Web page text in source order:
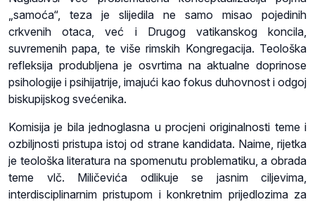
„samoća“, teza je slijedila ne samo misao pojedinih
crkvenih otaca, već i Drugog vatikanskog koncila,
suvremenih papa, te više rimskih Kongregacija. Teološka
refleksija produbljena je osvrtima na aktualne doprinose
psihologije i psihijatrije, imajući kao fokus duhovnost i odgoj
biskupijskog svećenika.
Komisija je bila jednoglasna u procjeni originalnosti teme i
ozbiljnosti pristupa istoj od strane kandidata. Naime, rijetka
je teološka literatura na spomenutu problematiku, a obrada
teme vlč. Miličevića odlikuje se jasnim ciljevima,
interdisciplinarnim pristupom i konkretnim prijedlozima za